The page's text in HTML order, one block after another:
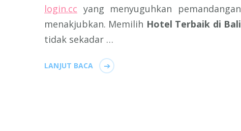
login.cc yang menyuguhkan pemandangan
menakjubkan. Memilih Hotel Terbaik di Bali
tidak sekadar …
LANJUT BACA